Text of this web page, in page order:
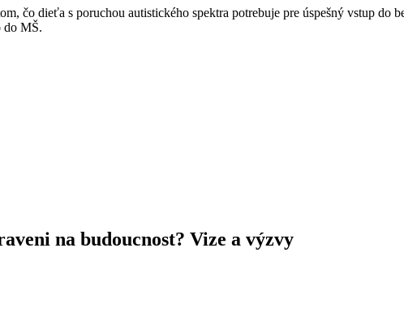
čo dieťa s poruchou autistického spektra potrebuje pre úspešný vstup do
do MŠ.
na budoucnost? Vize a výzvy